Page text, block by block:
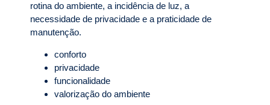
rotina do ambiente, a incidência de luz, a
necessidade de privacidade e a praticidade de
manutenção.
conforto
privacidade
funcionalidade
valorização do ambiente